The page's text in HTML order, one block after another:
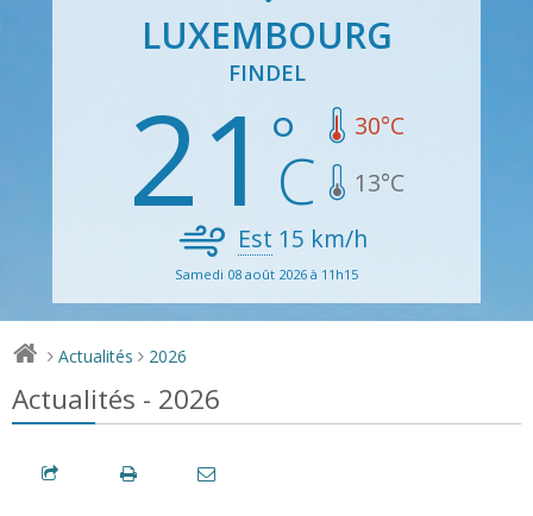
LUXEMBOURG
FINDEL
21 30°C
13°C
Est 15 km/h
Samedi 08 août 2026 à 11h15
> Actualités > 2026
Actualités - 2026